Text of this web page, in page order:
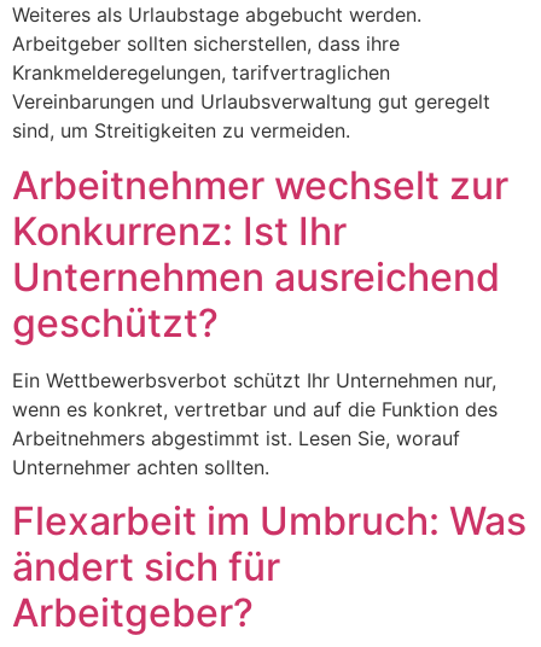
Weiteres als Urlaubstage abgebucht werden.
Arbeitgeber sollten sicherstellen, dass ihre
Krankmelderegelungen, tarifvertraglichen
Vereinbarungen und Urlaubsverwaltung gut geregelt
sind, um Streitigkeiten zu vermeiden.
Arbeitnehmer wechselt zur
Konkurrenz: Ist Ihr
Unternehmen ausreichend
geschützt?
Ein Wettbewerbsverbot schützt Ihr Unternehmen nur,
wenn es konkret, vertretbar und auf die Funktion des
Arbeitnehmers abgestimmt ist. Lesen Sie, worauf
Unternehmer achten sollten.
Flexarbeit im Umbruch: Was
ändert sich für
Arbeitgeber?